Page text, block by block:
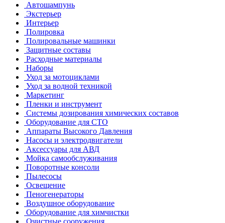
Автошампунь
Экстерьер
Интерьер
Полировка
Полировальные машинки
Защитные составы
Расходные материалы
Наборы
Уход за мотоциклами
Уход за водной техникой
Маркетинг
Пленки и инструмент
Системы дозирования химических составов
Оборудование для СТО
Аппараты Высокого Давления
Насосы и электродвигатели
Аксессуары для АВД
Мойка самообслуживания
Поворотные консоли
Пылесосы
Освещение
Пеногенераторы
Воздушное оборудование
Оборудование для химчистки
Очистные сооружения